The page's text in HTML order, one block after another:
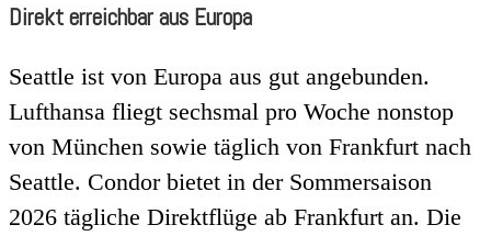
Direkt erreichbar aus Europa
Seattle ist von Europa aus gut angebunden.
Lufthansa fliegt sechsmal pro Woche nonstop
von München sowie täglich von Frankfurt nach
Seattle. Condor bietet in der Sommersaison
2026 tägliche Direktflüge ab Frankfurt an. Die